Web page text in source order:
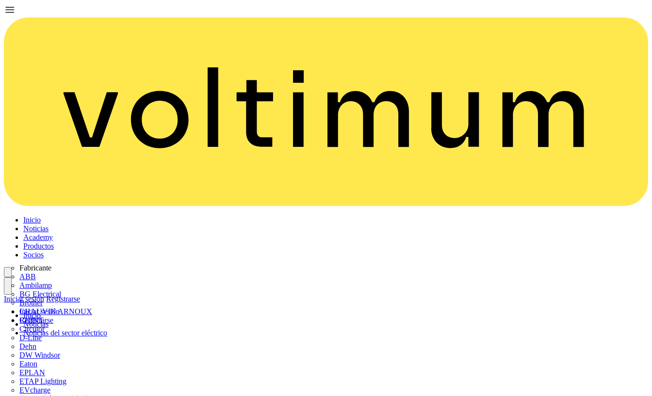
Inicio
Noticias
Academy
Productos
Socios
Fabricante
ABB
Ambilamp
BG Electrical
Brother
CHAUVIN ARNOUX
CHINT
Circutor
D-Line
Dehn
DW Windsor
Eaton
EPLAN
ETAP Lighting
EVcharge
Iniciar sesión
Registrarse
Iniciar sesión Registrarse
Inicio
Noticias
Noticias del sector eléctrico